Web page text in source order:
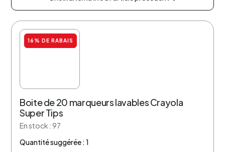
16% DE RABAIS
Boite de 20 marqueurs lavables Crayola
Super Tips
En stock : 97
Quantité suggérée : 1